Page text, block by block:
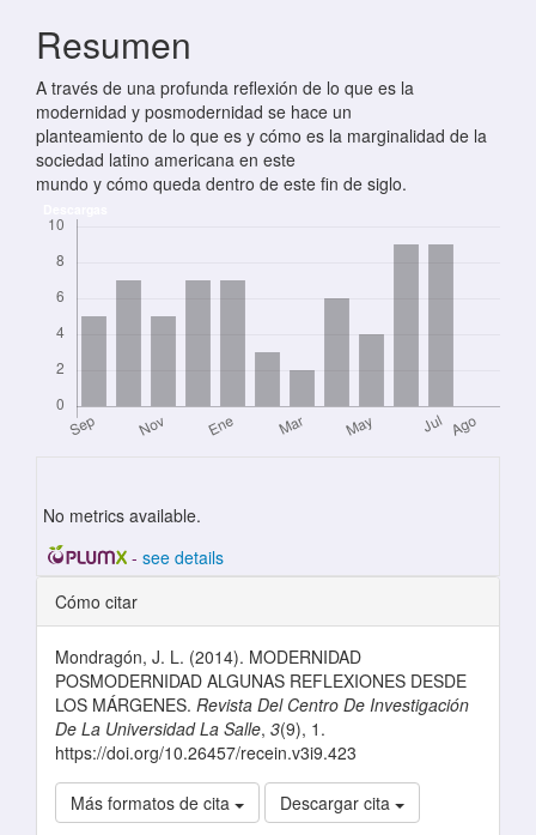
Resumen
A través de una profunda reflexión de lo que es la
modernidad y posmodernidad se hace un
planteamiento de lo que es y cómo es la marginalidad de la
sociedad latino americana en este
mundo y cómo queda dentro de este fin de siglo.
No metrics available.
- see details
Detalles del artículo
Cómo citar
Mondragón, J. L. (2014). MODERNIDAD
POSMODERNIDAD ALGUNAS REFLEXIONES DESDE
LOS MÁRGENES. Revista Del Centro De Investigación
De La Universidad La Salle, 3(9), 1.
https://doi.org/10.26457/recein.v3i9.423
Más formatos de cita Descargar cita